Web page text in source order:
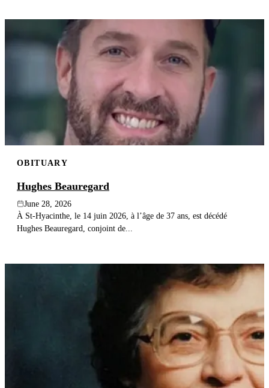
OBITUARY
Hughes Beauregard
June 28, 2026
À St-Hyacinthe, le 14 juin 2026, à l’âge de 37 ans, est décédé
Hughes Beauregard, conjoint de...